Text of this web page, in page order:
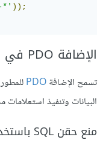
*' ));
الإضافة PDO في PHP
تسمح الإضافةPDO
البيانات وتنفيذ
منع حقن SQL باستخدام استعلامات ذات وسائط